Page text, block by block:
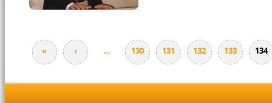
Páginas
« ‹ … 130 131 132 133 134